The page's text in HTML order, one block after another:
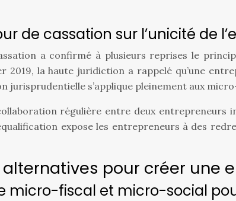
de cassation sur l’unicité de
a confirmé à plusieurs reprises le
2019, la haute juridiction a rappelé qu’une
jurisprudentielle s’applique pleinement aux
régulière entre deux
expose les entrepreneurs à des
pour créer une
micro-fiscal et micro-social